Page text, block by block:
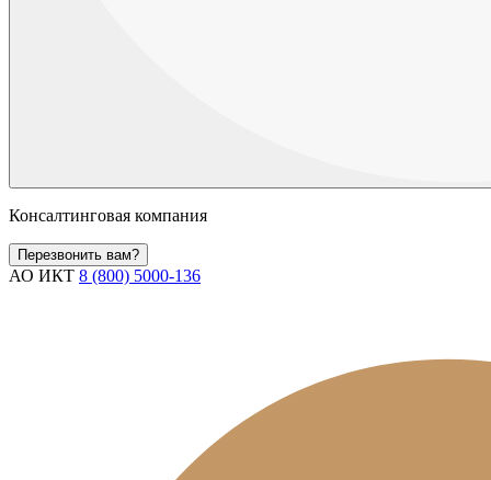
Консалтинговая компания
Перезвонить вам?
АО ИКТ 8 (800) 5000-136